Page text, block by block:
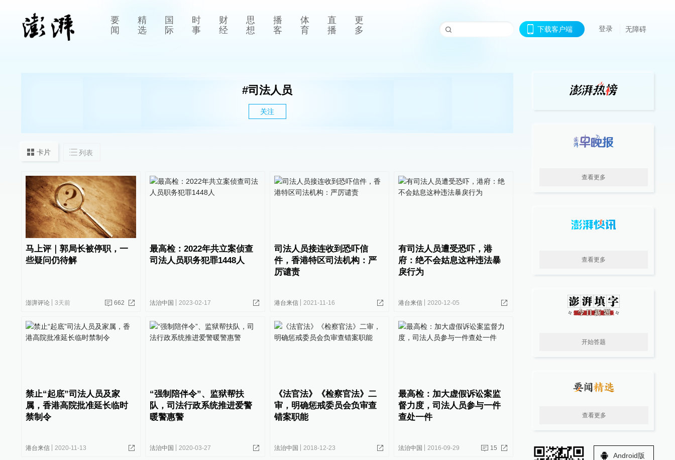
要
闻
精
选
国
际
时
事
财
经
思
想
播
客
体
育
直
播
更
多
下载客户端 登录 无障碍
#司法人员
关注
卡片 列表
马上评｜郭局长被停职，一
些疑问仍待解
澎湃评论 3天前 662
最高检：2022年共立案侦查
司法人员职务犯罪1448人
法治中国 2023-02-17
司法人员接连收到恐吓信
件，香港特区司法机构：严
厉谴责
港台来信 2021-11-16
有司法人员遭受恐吓，港
府：绝不会姑息这种违法暴
戾行为
港台来信 2020-12-05
禁止“起底”司法人员及家
属，香港高院批准延长临时
禁制令
港台来信 2020-11-13
“强制陪伴令”、监狱帮扶
队，司法行政系统推进爱警
暖警惠警
法治中国 2020-03-27
《法官法》《检察官法》二
审，明确惩戒委员会负审查
错案职能
法治中国 2018-12-23
最高检：加大虚假诉讼案监
督力度，司法人员参与一件
查处一件
法治中国 2016-09-29 15
查看更多
查看更多
开始答题
查看更多
Android版